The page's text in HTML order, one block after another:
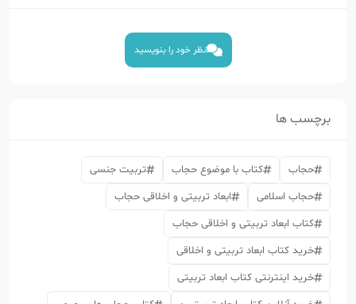
نظر خود را بنویسید
برچسب ها
حجاب کتاب با موضوع حجاب
تربیت جنسی
حجاب اسلامی
ابعاد تربیتی و اخلاقی حجاب
کتاب ابعاد تربیتی و اخلاقی حجاب
خرید کتاب ابعاد تربیتی و اخلاقی
خرید اینترنتی کتاب ابعاد تربیتی